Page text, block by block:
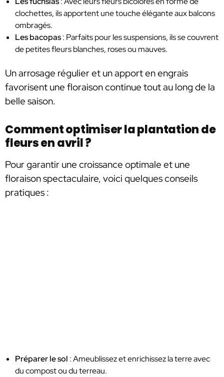
clochettes, ils apportent une touche élégante aux balcons
ombragés.
Les bacopas: Parfaits pour les suspensions, ils se couvrent
de petites fleurs blanches, roses ou mauves.
Un arrosage régulier et un apport en engrais
favorisent une floraison continue tout au long de la
belle saison.
Comment optimiser la plantation de
fleurs en avril ?
Pour garantir une croissance optimale et une
floraison spectaculaire, voici quelques conseils
pratiques :
Préparer le sol : Ameublissez et enrichissez la terre avec
du compost ou du terreau.